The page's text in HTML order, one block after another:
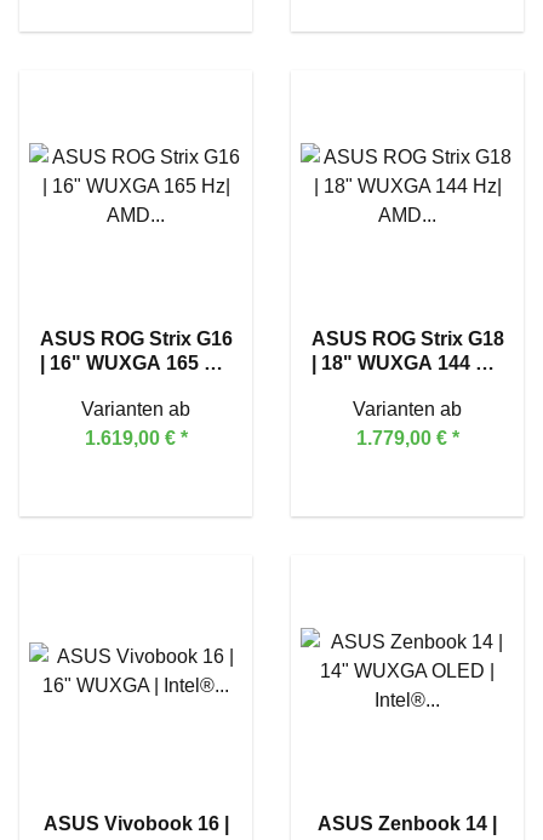
ASUS ROG Strix G16
| 16" WUXGA 165 Hz|
8940HX | GeForce
RTX™ 5070
Varianten ab
1.619,00 € *
ASUS ROG Strix G18
| 18" WUXGA 144 Hz|
8940HX | GeForce
RTX™ 5070
Varianten ab
1.779,00 € *
ASUS Vivobook 16 |
ASUS Zenbook 14 |